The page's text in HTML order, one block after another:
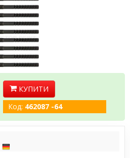
КУПИТИ
Код: 462087 -64